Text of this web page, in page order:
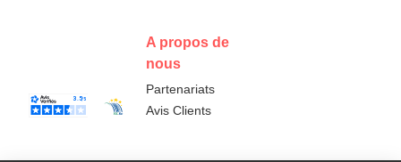
A propos de
nous
Partenariats
Avis Clients